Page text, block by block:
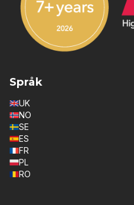
Språk
UK
NO
SE
ES
FR
PL
RO